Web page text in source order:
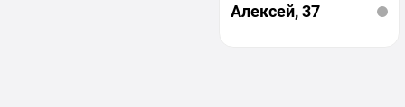
Алексей, 37